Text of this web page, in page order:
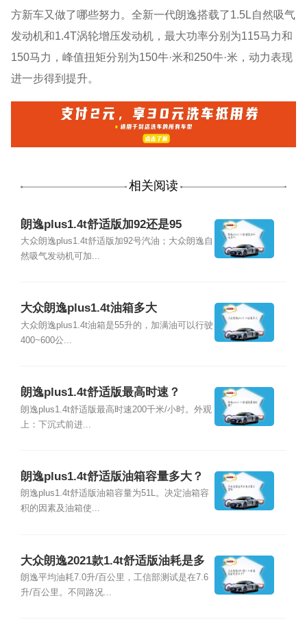
方新车又做了哪些努力。全新一代朗逸搭载了1.5L自然吸气
发动机和1.4T涡轮增压发动机，最大功率分别为115马力和
150马力，峰值扭矩分别为150牛·米和250牛·米，动力表现
进一步得到提升。
相关阅读
朗逸plus1.4t舒适版加92还是95
大众朗逸plus1.4t舒适版加92号汽油；大众朗逸自
然吸气发动机可加...
大众朗逸plus1.4t油箱多大
大众朗逸plus1.4t油箱是55升的，加满油可以行驶
400~600公...
朗逸plus1.4t舒适版最高时速？
朗逸plus1.4t舒适版最高时速200千米/小时。外观
上：下沉式前进...
朗逸plus1.4t舒适版油箱容量多大？
朗逸plus1.4t舒适版油箱容量为51L。决定油箱容
积的因素及油箱使...
大众朗逸2021款1.4t舒适版油耗是多
少？
朗逸平均油耗7.0升/百公里，工信部测试是在7.6
升/百公里。不同路况...